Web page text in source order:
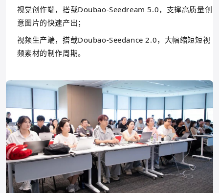
视觉创作端，搭载Doubao-Seedream 5.0，支撑高质量创
意图片的快速产出；
视频生产端，搭载Doubao-Seedance 2.0，大幅缩短短视
频素材的制作周期。